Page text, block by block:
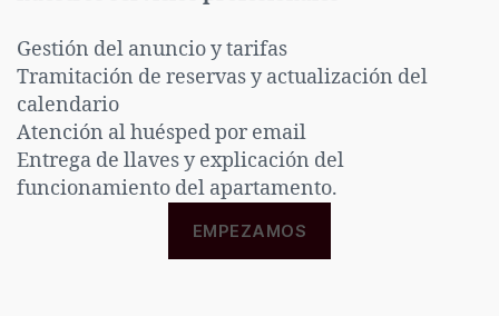
Gestión del anuncio y tarifas
Tramitación de reservas y actualización del
calendario
Atención al huésped por email
Entrega de llaves y explicación del
funcionamiento del apartamento.
EMPEZAMOS